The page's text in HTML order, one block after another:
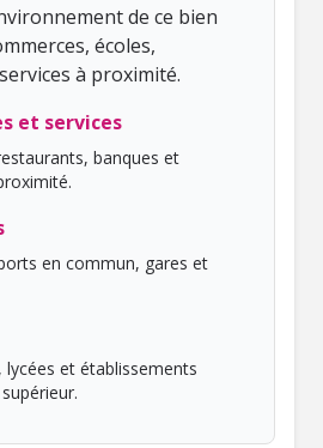
de ce bien
écoles,
à proximité.
et services
banques et
en commun, gares et
lycées et établissements